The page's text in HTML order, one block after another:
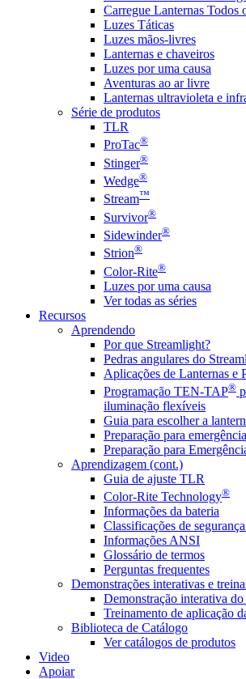
Carregue Lanternas Todos
Luzes Táticas
Luzes mãos-livres
Lanternas e chaveiros
Luzes por uma causa
Aventuras ao ar livre
Lanternas ultravioleta e
Série de produtos
TLR
ProTac®
Stinger®
Wedge®
Stream™
Survivor®
Sidewinder®
Strion®
Color-Rite®
Luzes por uma causa
Ver todas as séries
Recursos
Aprendendo
Por que Streamlight?
Pedras angulares do
Aplicações de Lanternas e
Programação TEN-TAP®
iluminação flexíveis
Guia para escolher a
Preparação para
Preparação para
Aprendizagem (cont.)
Guia de ajuste TLR
Color-Rite Technology®
Informações da bateria
Classificações de
Informações ANSI
Glossário de termos
Perguntas frequentes
Demonstrações interativas e
Demonstração interativa
Treinamento de aplicação
Biblioteca de Catálogo
Ver catálogos de produtos
Video
Apoiar